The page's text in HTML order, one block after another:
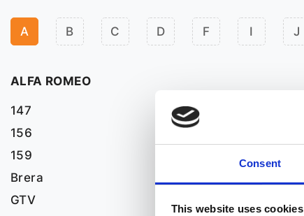
Consent
This website uses cookies
A B C D F I J
ALFA ROMEO
147
156
159
Brera
GTV